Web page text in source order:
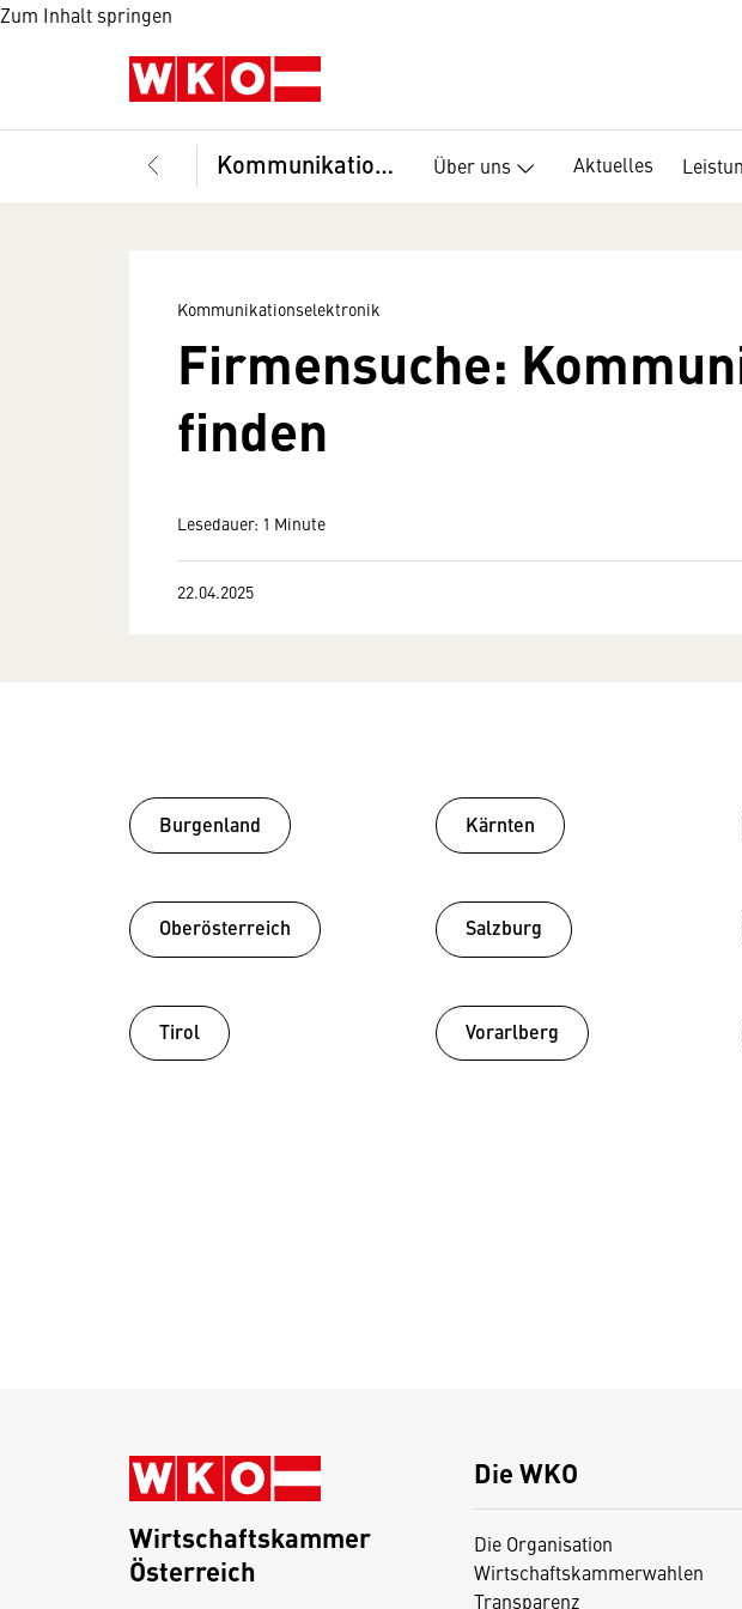
Zum Inhalt springen
Kommunikationselektronik Über uns Aktuelles
Kommunikationselektronik
Firmensuche:
finden
Lesedauer: 1 Minute
22.04.2025
Burgenland Kärnten
Oberösterreich Salzburg
Tirol Vorarlberg
Die WKO
Die Organisation
Wirtschaftskammerwahlen
Transparenz
Wirtschaftskammer
Österreich